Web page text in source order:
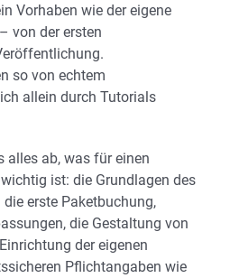
Vorhaben wie der eigene
von der ersten
so von echtem
allein durch Tutorials
alles ab, was für einen
ist: die Grundlagen des
erste Paketbuchung,
die Gestaltung von
der eigenen
Pflichtangaben wie